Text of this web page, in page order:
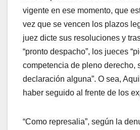
vigente en ese momento, que
vez que se vencen los plazos
juez dicte sus resoluciones y
“pronto despacho”, los jueces
competencia de pleno derecho,
declaración alguna”. O sea,
haber seguido al frente de los
“Como represalia”, según la